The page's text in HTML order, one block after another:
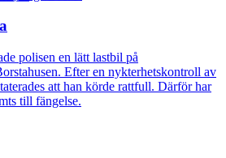
polisen en lätt lastbil på
Efter en nykterhetskontroll av
att han körde rattfull. Därför har
till fängelse.